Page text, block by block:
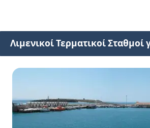
Λιμενικοί Τερματικοί Σταθμοί